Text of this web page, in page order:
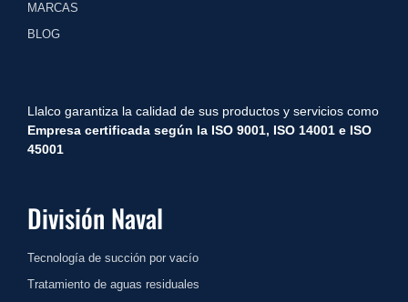
MARCAS
BLOG
Llalco garantiza la calidad de sus productos y servicios como
Empresa certificada según la ISO 9001, ISO 14001 e ISO
45001
División Naval
Tecnología de succión por vacío
Tratamiento de aguas residuales